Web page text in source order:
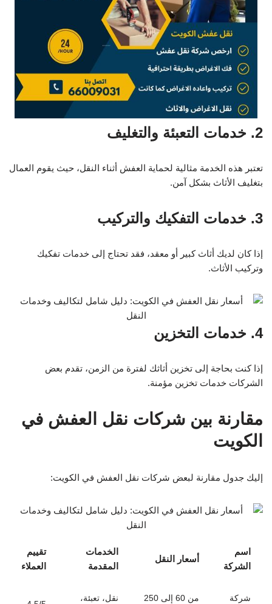
2. خدمات التعبئة والتغليف
تعتبر هذه الخدمة مثالية لحماية العفش أثناء النقل، حيث يقوم العمال
بتغليف الأثاث بشكل آمن.
3. خدمات التفكيك والتركيب
إذا كان لديك أثاث كبير أو معقد، فقد تحتاج إلى خدمات تفكيك
وتركيب الأثاث.
4. خدمات التخزين
إذا كنت بحاجة إلى تخزين أثاثك لفترة من الزمن، تقدم بعض
الشركات خدمات تخزين مؤمنة.
مقارنة بين شركات نقل العفش في
الكويت
إليك جدول مقارنة لبعض شركات نقل العفش في الكويت:
اسم
الشركة
أسعار النقل
الخدمات
المقدمة
تقييم
العملاء
شركة من 60 إلى 250 نقل، تعبئة،